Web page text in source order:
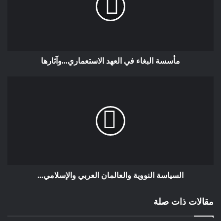
* المجتمع المدني المحلي. ويُوصف الهدف بأنه خلق نفوذ أيديولوجي
5. ليس بالضرورة عنفًا أو مطالبة بتطبيق الشريعة: يؤكد التقرير أنه لا
التأثير المؤسسي والاجتماعي. News24
🧠 ردود الفعل على التقرير
مأسسة البغاء في العهد الاستعماري...وآثارها
السياسة النووية والعالمان العربي والإسلامي...
مقالات ذات صلة